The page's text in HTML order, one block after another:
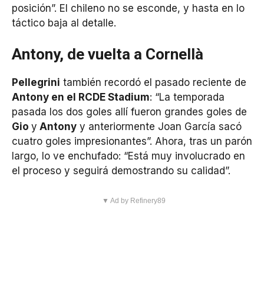
posición”. El chileno no se esconde, y hasta en lo
táctico baja al detalle.
Antony, de vuelta a Cornellà
Pellegrini también recordó el pasado reciente de
Antony en el RCDE Stadium: “La temporada
pasada los dos goles allí fueron grandes goles de
Gio y Antony y anteriormente Joan García sacó
cuatro goles impresionantes”. Ahora, tras un parón
largo, lo ve enchufado: “Está muy involucrado en
el proceso y seguirá demostrando su calidad”.
▼ Ad by Refinery89